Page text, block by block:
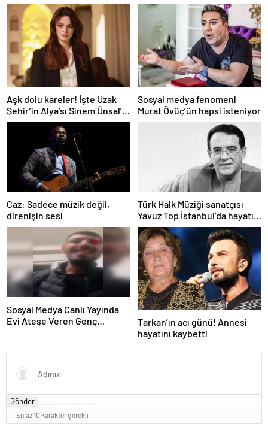
Aşk dolu kareler! İşte Uzak
Şehir’in Alya’sı Sinem Ünsal’ın
gerçek hayattaki sevgilisi
Sosyal medya fenomeni
Murat Övüç’ün hapsi isteniyor
Caz: Sadece müzik değil,
direnişin sesi
Türk Halk Müziği sanatçısı
Yavuz Top İstanbul’da hayatını
kaybetti
Sosyal Medya Canlı Yayında
Evi Ateşe Veren Genç
Tarkan’ın acı günü! Annesi
hayatını kaybetti
Gönder
En az 10 karakter gerekli